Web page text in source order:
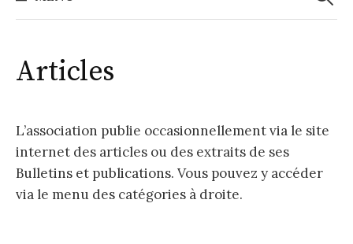
Articles
L’association publie occasionnellement via le site
internet des articles ou des extraits de ses
Bulletins et publications. Vous pouvez y accéder
via le menu des catégories à droite.